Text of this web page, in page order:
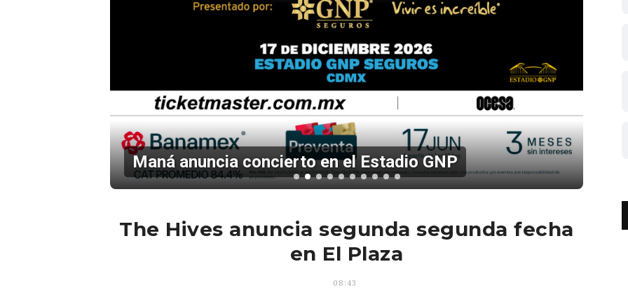
Maná anuncia concierto en el Estadio GNP
The Hives anuncia segunda segunda fecha
en El Plaza
08:43